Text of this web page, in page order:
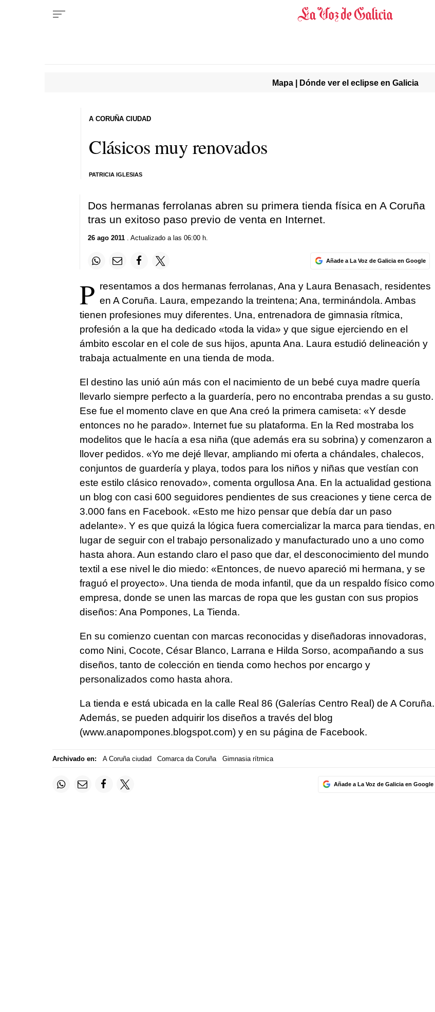
Mapa | Dónde ver el eclipse en Galicia
Clásicos muy renovados
PATRICIA IGLESIAS
A CORUÑA CIUDAD
Dos hermanas ferrolanas abren su primera tienda física en A Coruña
tras un exitoso paso previo de venta en Internet.
26 ago 2011. Actualizado a las 06:00 h.
Añade a La Voz de Galicia en Google
P resentamos a dos hermanas ferrolanas, Ana y Laura Benasach, residentes
en A Coruña. Laura, empezando la treintena; Ana, terminándola. Ambas
tienen profesiones muy diferentes. Una, entrenadora de gimnasia rítmica,
profesión a la que ha dedicado «toda la vida» y que sigue ejerciendo en el
ámbito escolar en el cole de sus hijos, apunta Ana. Laura estudió delineación y
trabaja actualmente en una tienda de moda.
El destino las unió aún más con el nacimiento de un bebé cuya madre quería
llevarlo siempre perfecto a la guardería, pero no encontraba prendas a su gusto.
Ese fue el momento clave en que Ana creó la primera camiseta: «Y desde
entonces no he parado». Internet fue su plataforma. En la Red mostraba los
modelitos que le hacía a esa niña (que además era su sobrina) y comenzaron a
llover pedidos. «Yo me dejé llevar, ampliando mi oferta a chándales, chalecos,
conjuntos de guardería y playa, todos para los niños y niñas que vestían con
este estilo clásico renovado», comenta orgullosa Ana. En la actualidad gestiona
un blog con casi 600 seguidores pendientes de sus creaciones y tiene cerca de
3.000 fans en Facebook. «Esto me hizo pensar que debía dar un paso
adelante». Y es que quizá la lógica fuera comercializar la marca para tiendas, en
lugar de seguir con el trabajo personalizado y manufacturado uno a uno como
hasta ahora. Aun estando claro el paso que dar, el desconocimiento del mundo
textil a ese nivel le dio miedo: «Entonces, de nuevo apareció mi hermana, y se
fraguó el proyecto». Una tienda de moda infantil, que da un respaldo físico como
empresa, donde se unen las marcas de ropa que les gustan con sus propios
diseños: Ana Pompones, La Tienda.
En su comienzo cuentan con marcas reconocidas y diseñadoras innovadoras,
como Nini, Cocote, César Blanco, Larrana e Hilda Sorso, acompañando a sus
diseños, tanto de colección en tienda como hechos por encargo y
personalizados como hasta ahora.
La tienda e está ubicada en la calle Real 86 (Galerías Centro Real) de A Coruña.
Además, se pueden adquirir los diseños a través del blog
(www.anapompones.blogspot.com) y en su página de Facebook.
Archivado en: A Coruña ciudad Comarca da Coruña Gimnasia rítmica
Añade a La Voz de Galicia en Google